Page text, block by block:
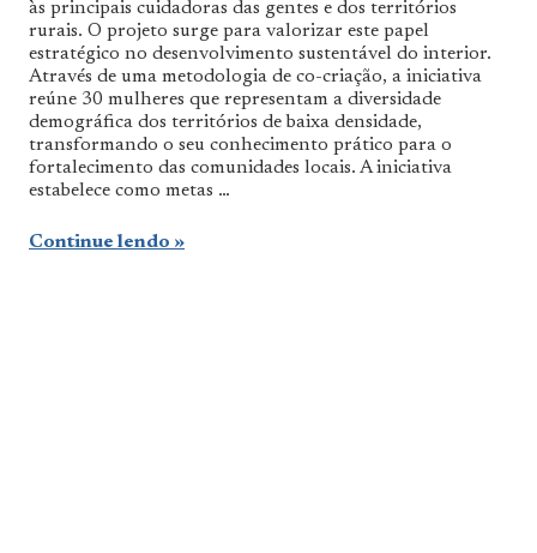
às principais cuidadoras das gentes e dos territórios
rurais. O projeto surge para valorizar este papel
estratégico no desenvolvimento sustentável do interior.
Através de uma metodologia de co-criação, a iniciativa
reúne 30 mulheres que representam a diversidade
demográfica dos territórios de baixa densidade,
transformando o seu conhecimento prático para o
fortalecimento das comunidades locais. A iniciativa
estabelece como metas …
Continue lendo